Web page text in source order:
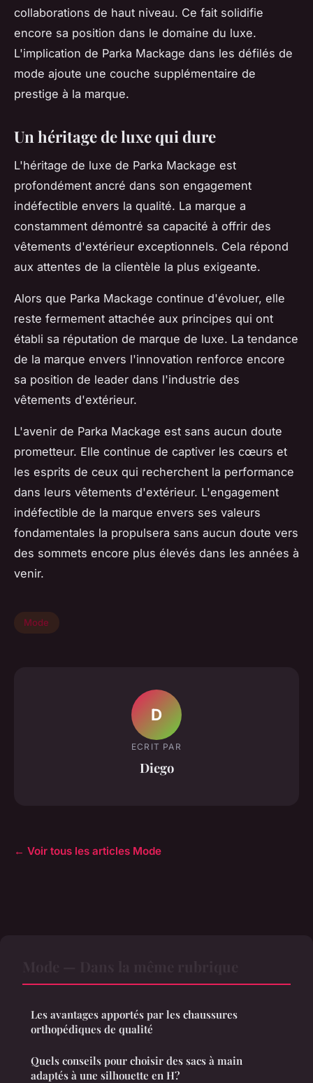
collaborations de haut niveau. Ce fait solidifie
encore sa position dans le domaine du luxe.
L'implication de Parka Mackage dans les défilés de
mode ajoute une couche supplémentaire de
prestige à la marque.
Un héritage de luxe qui dure
L'héritage de luxe de Parka Mackage est
profondément ancré dans son engagement
indéfectible envers la qualité. La marque a
constamment démontré sa capacité à offrir des
vêtements d'extérieur exceptionnels. Cela répond
aux attentes de la clientèle la plus exigeante.
Alors que Parka Mackage continue d'évoluer, elle
reste fermement attachée aux principes qui ont
établi sa réputation de marque de luxe. La tendance
de la marque envers l'innovation renforce encore
sa position de leader dans l'industrie des
vêtements d'extérieur.
L'avenir de Parka Mackage est sans aucun doute
prometteur. Elle continue de captiver les cœurs et
les esprits de ceux qui recherchent la performance
dans leurs vêtements d'extérieur. L'engagement
indéfectible de la marque envers ses valeurs
fondamentales la propulsera sans aucun doute vers
des sommets encore plus élevés dans les années à
venir.
Mode
D
ECRIT PAR
Diego
← Voir tous les articles Mode
Les avantages apportés par les chaussures
orthopédiques de qualité
Quels conseils pour choisir des sacs à main
adaptés à une silhouette en H?